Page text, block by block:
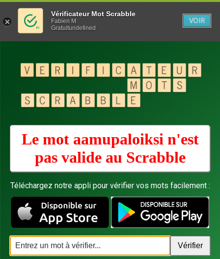
Le mot aamupaloiksi n'est
pas valide au Scrabble
Téléchargez notre appli pour vérifier vos mots facilement :
Vérificateur Mot Scrabble
Fabien M
Gratuitundefined
VOIR